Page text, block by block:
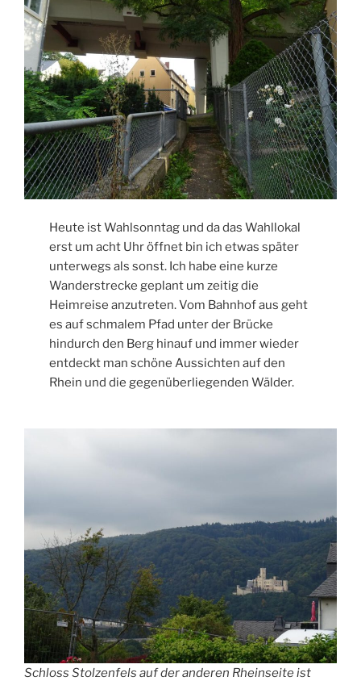
Heute ist Wahlsonntag und da das Wahllokal
erst um acht Uhr öffnet bin ich etwas später
unterwegs als sonst. Ich habe eine kurze
Wanderstrecke geplant um zeitig die
Heimreise anzutreten. Vom Bahnhof aus geht
es auf schmalem Pfad unter der Brücke
hindurch den Berg hinauf und immer wieder
entdeckt man schöne Aussichten auf den
Rhein und die gegenüberliegenden Wälder.
Schloss Stolzenfels auf der anderen Rheinseite ist